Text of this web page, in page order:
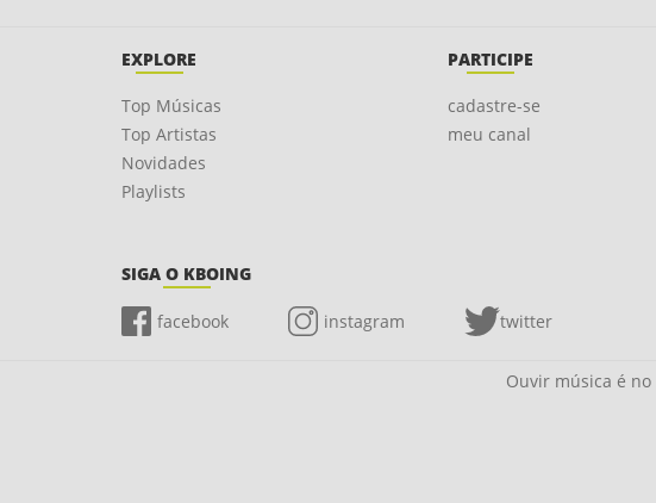
EXPLORE
Top Músicas
Top Artistas
Novidades
Playlists
PARTICIPE
cadastre-se
meu canal
SIGA O KBOING
facebook instagram twitter
Ouvir música é no